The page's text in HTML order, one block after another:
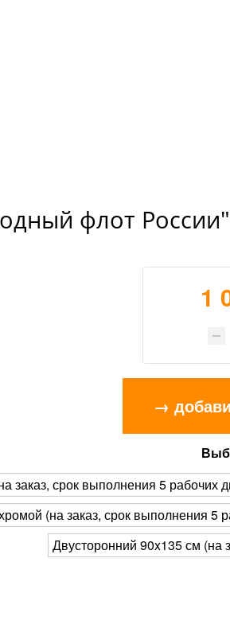
флот России"
1
→
заказ, срок выполнения 5 рабочих
(на заказ, срок выполнения 5
Двусторонний 90x135 см (на